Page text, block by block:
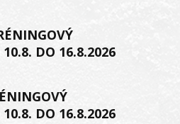
DO 16.8.2026
DO 16.8.2026